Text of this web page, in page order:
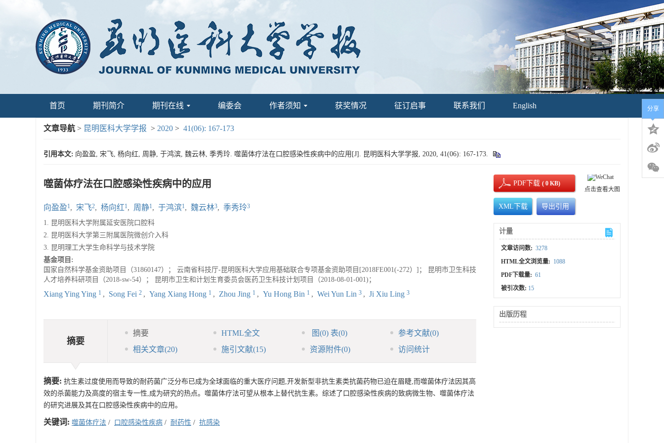
首页 期刊简介 期刊在线 编委会 作者须知 获奖情况 征订启事 联系我们 English
文章导航 > 昆明医科大学学报 > 2020 > 41(06): 167-173
引用本文: 向盈盈, 宋飞, 杨向红, 周静, 于鸿滨, 魏云林, 季秀玲. 噬菌体疗法在口腔感染性疾病中的应用[J]. 昆明医科大学学报, 2020, 41(06): 167-173.
噬菌体疗法在口腔感染性疾病中的应用
向盈盈1, 宋飞2, 杨向红1, 周静1, 于鸿滨1, 魏云林3, 季秀玲3
1. 昆明医科大学附属延安医院口腔科
2. 昆明医科大学第三附属医院微创介入科
3. 昆明理工大学生命科学与技术学院
基金项目:
国家自然科学基金资助项目（31860147）； 云南省科技厅-昆明医科大学应用基础联合专项基金资助项目[2018FE001(-272）]； 昆明市卫生科技
人才培养科研项目（2018-sw-54）； 昆明市卫生和计划生育委员会医药卫生科技计划项目（2018-08-01-001)；
Xiang Ying Ying 1 , Song Fei 2 , Yang Xiang Hong 1 , Zhou Jing 1 , Yu Hong Bin 1 , Wei Yun Lin 3 , Ji Xiu Ling 3
摘要
摘要 HTML全文 图(0) 表(0) 参考文献(0)
相关文章(20) 施引文献(15) 资源附件(0) 访问统计
摘要: 抗生素过度使用而导致的耐药菌广泛分布已成为全球面临的重大医疗问题,开发新型非抗生素类抗菌药物已迫在眉睫,而噬菌体疗法因其高
效的杀菌能力及高度的宿主专一性,成为研究的热点。噬菌体疗法可望从根本上替代抗生素。综述了口腔感染性疾病的致病微生物、噬菌体疗法
的研究进展及其在口腔感染性疾病中的应用。
关键词: 噬菌体疗法 / 口腔感染性疾病 / 耐药性 / 抗感染
PDF下载( 0 KB)
XML下载 导出引用
点击查看大图
计量
文章访问数: 3278
HTML全文浏览量: 1088
PDF下载量: 61
被引次数: 15
出版历程
分享